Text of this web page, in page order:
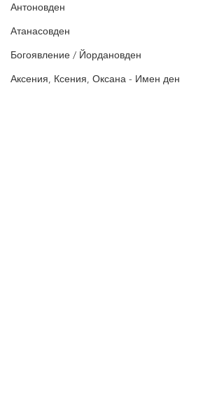
Антоновден
Атанасовден
Богоявление / Йордановден
Аксения, Ксения, Оксана - Имен ден